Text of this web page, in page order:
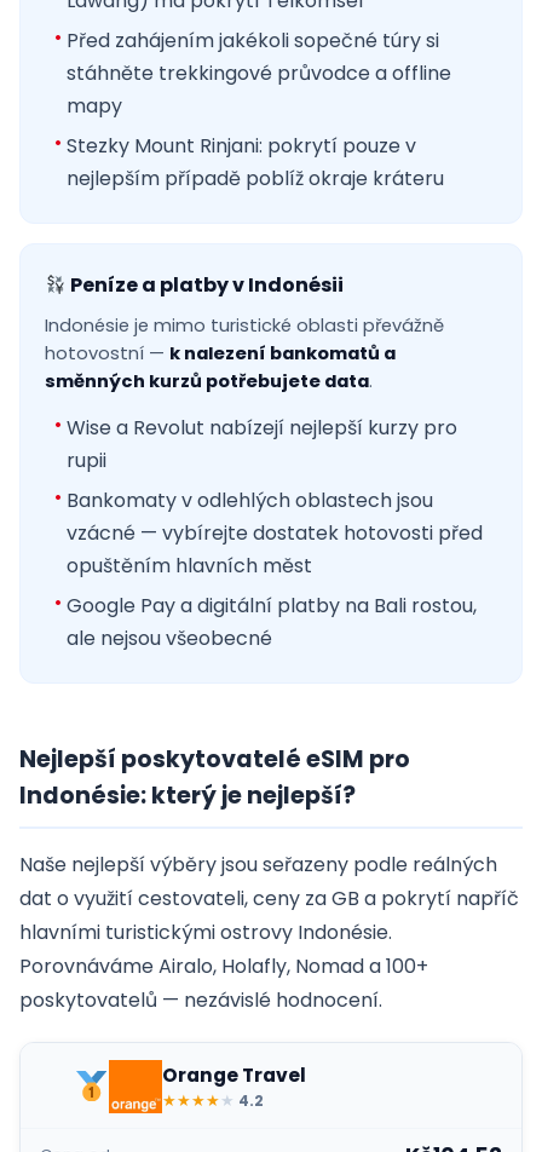
Před zahájením jakékoli sopečné túry si
stáhněte trekkingové průvodce a offline
mapy
Stezky Mount Rinjani: pokrytí pouze v
nejlepším případě poblíž okraje kráteru
Peníze a platby v Indonésii
Indonésie je mimo turistické oblasti převážně
hotovostní — k nalezení bankomatů a
směnných kurzů potřebujete data.
Wise a Revolut nabízejí nejlepší kurzy pro
rupii
Bankomaty v odlehlých oblastech jsou
vzácné — vybírejte dostatek hotovosti před
opuštěním hlavních měst
Google Pay a digitální platby na Bali rostou,
ale nejsou všeobecné
Nejlepší poskytovatelé eSIM pro
Indonésie: který je nejlepší?
Naše nejlepší výběry jsou seřazeny podle reálných
dat o využití cestovateli, ceny za GB a pokrytí napříč
hlavními turistickými ostrovy Indonésie.
Porovnáváme Airalo, Holafly, Nomad a 100+
poskytovatelů — nezávislé hodnocení.
Orange Travel
★★★★★ 4.2